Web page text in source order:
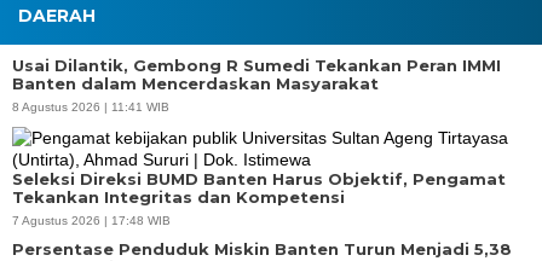
DAERAH
Usai Dilantik, Gembong R Sumedi Tekankan Peran IMMI
Banten dalam Mencerdaskan Masyarakat
8 Agustus 2026 | 11:41 WIB
Seleksi Direksi BUMD Banten Harus Objektif, Pengamat
Tekankan Integritas dan Kompetensi
7 Agustus 2026 | 17:48 WIB
Persentase Penduduk Miskin Banten Turun Menjadi 5,38